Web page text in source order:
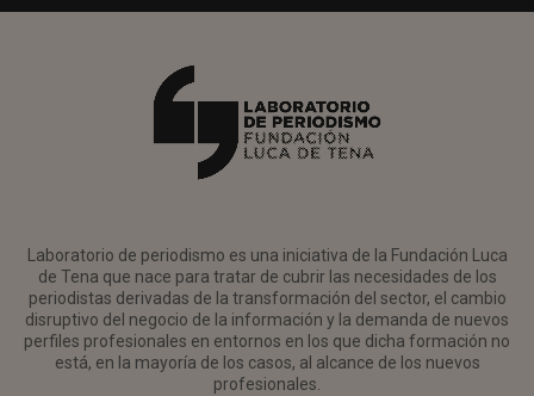
Laboratorio de periodismo es una iniciativa de la Fundación Luca
de Tena que nace para tratar de cubrir las necesidades de los
periodistas derivadas de la transformación del sector, el cambio
disruptivo del negocio de la información y la demanda de nuevos
perfiles profesionales en entornos en los que dicha formación no
está, en la mayoría de los casos, al alcance de los nuevos
profesionales.